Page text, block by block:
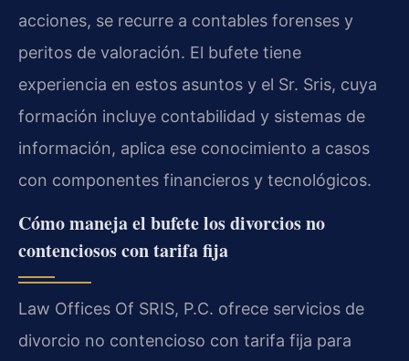
acciones, se recurre a contables forenses y
peritos de valoración. El bufete tiene
experiencia en estos asuntos y el Sr. Sris, cuya
formación incluye contabilidad y sistemas de
información, aplica ese conocimiento a casos
con componentes financieros y tecnológicos.
Cómo maneja el bufete los divorcios no
contenciosos con tarifa fija
Law Offices Of SRIS, P.C. ofrece servicios de
divorcio no contencioso con tarifa fija para